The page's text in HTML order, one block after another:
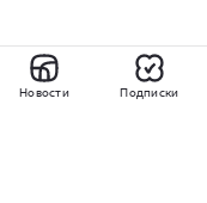
Новости Подписки